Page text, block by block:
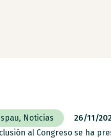
, Noticias
26/11/
al Congreso se ha